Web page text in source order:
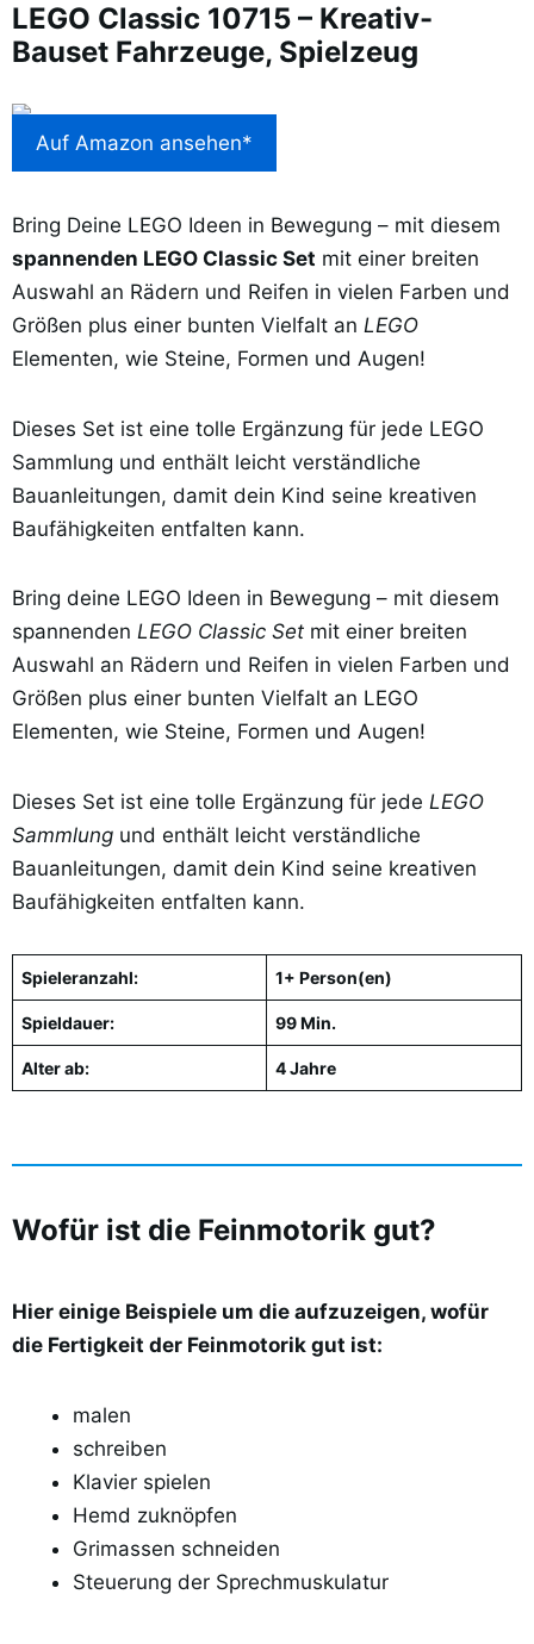
LEGO Classic 10715 – Kreativ-
Bauset Fahrzeuge, Spielzeug
Auf Amazon ansehen*
Bring Deine LEGO Ideen in Bewegung – mit diesem
spannenden LEGO Classic Set mit einer breiten
Auswahl an Rädern und Reifen in vielen Farben und
Größen plus einer bunten Vielfalt an LEGO
Elementen, wie Steine, Formen und Augen!
Dieses Set ist eine tolle Ergänzung für jede LEGO
Sammlung und enthält leicht verständliche
Bauanleitungen, damit dein Kind seine kreativen
Baufähigkeiten entfalten kann.
Bring deine LEGO Ideen in Bewegung – mit diesem
spannenden LEGO Classic Set mit einer breiten
Auswahl an Rädern und Reifen in vielen Farben und
Größen plus einer bunten Vielfalt an LEGO
Elementen, wie Steine, Formen und Augen!
Dieses Set ist eine tolle Ergänzung für jede LEGO
Sammlung und enthält leicht verständliche
Bauanleitungen, damit dein Kind seine kreativen
Baufähigkeiten entfalten kann.
Spieleranzahl: 1+ Person(en)
Spieldauer: 99 Min.
Alter ab: 4 Jahre
Wofür ist die Feinmotorik gut?
Hier einige Beispiele um die aufzuzeigen, wofür
die Fertigkeit der Feinmotorik gut ist:
malen
schreiben
Klavier spielen
Hemd zuknöpfen
Grimassen schneiden
Steuerung der Sprechmuskulatur